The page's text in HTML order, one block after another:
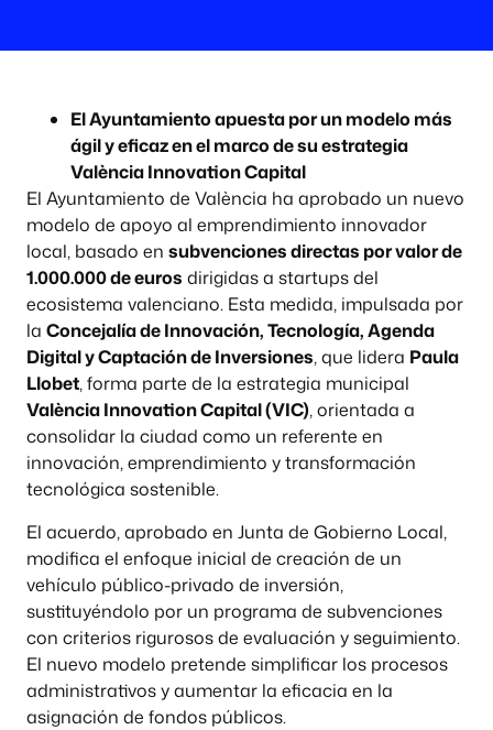
El Ayuntamiento apuesta por un modelo más
ágil y eficaz en el marco de su estrategia
València Innovation Capital
El Ayuntamiento de València ha aprobado un nuevo
modelo de apoyo al emprendimiento innovador
local, basado en subvenciones directas por valor de
1.000.000 de euros dirigidas a startups del
ecosistema valenciano. Esta medida, impulsada por
la Concejalía de Innovación, Tecnología, Agenda
Digital y Captación de Inversiones, que lidera Paula
Llobet, forma parte de la estrategia municipal
València Innovation Capital (VIC), orientada a
consolidar la ciudad como un referente en
innovación, emprendimiento y transformación
tecnológica sostenible.
El acuerdo, aprobado en Junta de Gobierno Local,
modifica el enfoque inicial de creación de un
vehículo público-privado de inversión,
sustituyéndolo por un programa de subvenciones
con criterios rigurosos de evaluación y seguimiento.
El nuevo modelo pretende simplificar los procesos
administrativos y aumentar la eficacia en la
asignación de fondos públicos.